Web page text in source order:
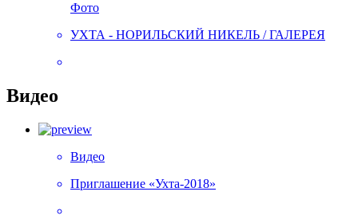
Фото
УХТА - НОРИЛЬСКИЙ НИКЕЛЬ / ГАЛЕРЕЯ
Видео
Видео
Приглашение «Ухта-2018»